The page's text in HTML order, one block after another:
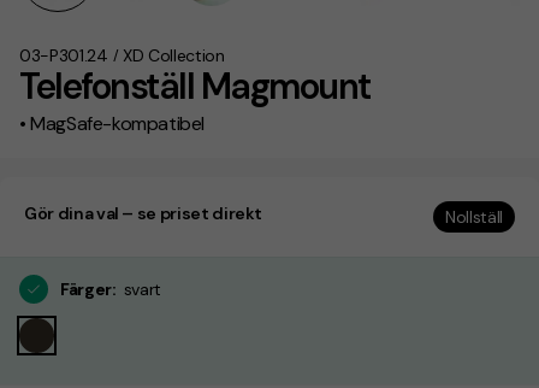
Telefonställ Magmount
• MagSafe-kompatibel
03-P301.24 / XD Collection
Gör dina val – se priset direkt Nollställ
Färger: svart